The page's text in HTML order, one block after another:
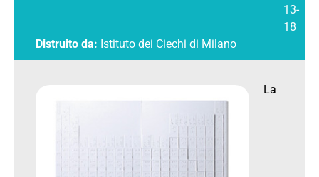
13-
18
Distruito da: Istituto dei Ciechi di Milano
La